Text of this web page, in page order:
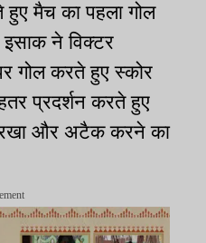
हुए मैच का पहला गोल
ने विक्टर
गोल करते हुए स्कोर
प्रदर्शन करते हुए
रखा और अटैक करने का